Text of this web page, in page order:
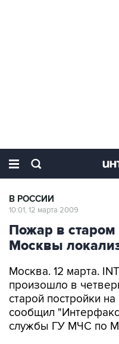
В РОССИИ
10:01, 12 марта 2009
Пожар в старом
Москвы
Москва. 12 марта.
произошло в
старой постройки
сообщил
службы ГУ МЧС по